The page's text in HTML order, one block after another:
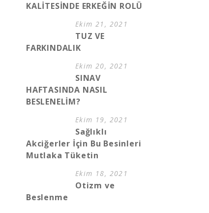
KALİTESİNDE ERKEĞİN ROLÜ
Ekim 21, 2021
TUZ VE
FARKINDALIK
Ekim 20, 2021
SINAV
HAFTASINDA NASIL
BESLENELİM?
Ekim 19, 2021
Sağlıklı
Akciğerler İçin Bu Besinleri
Mutlaka Tüketin
Ekim 18, 2021
Otizm ve
Beslenme